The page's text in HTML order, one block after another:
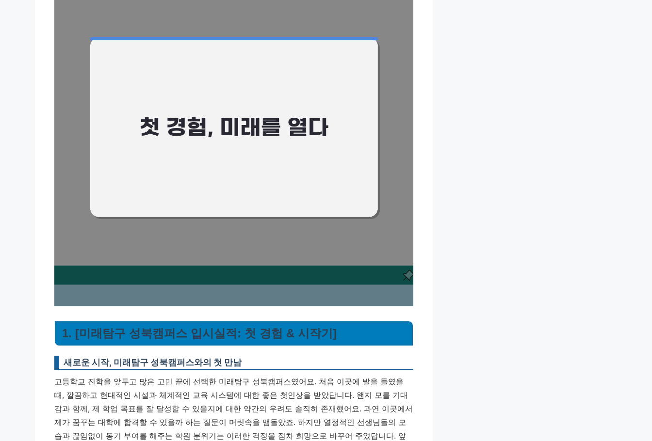
1. [미래탐구 성북캠퍼스 입시실적: 첫 경험 & 시작기]
새로운 시작, 미래탐구 성북캠퍼스와의 첫 만남
고등학교 진학을 앞두고 많은 고민 끝에 선택한 미래탐구 성북캠퍼스였어요. 처음 이곳에 발을 들였을
때, 깔끔하고 현대적인 시설과 체계적인 교육 시스템에 대한 좋은 첫인상을 받았답니다. 왠지 모를 기대
감과 함께, 제 학업 목표를 잘 달성할 수 있을지에 대한 약간의 우려도 솔직히 존재했어요. 과연 이곳에서
제가 꿈꾸는 대학에 합격할 수 있을까 하는 질문이 머릿속을 맴돌았죠. 하지만 열정적인 선생님들의 모
습과 끊임없이 동기 부여를 해주는 학원 분위기는 이러한 걱정을 점차 희망으로 바꾸어 주었답니다. 앞